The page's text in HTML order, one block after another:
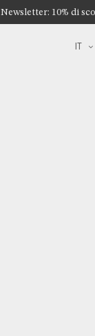
Newsletter: 10% di
IT